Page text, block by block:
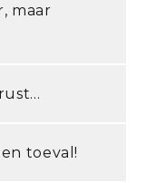
maar
toeval!